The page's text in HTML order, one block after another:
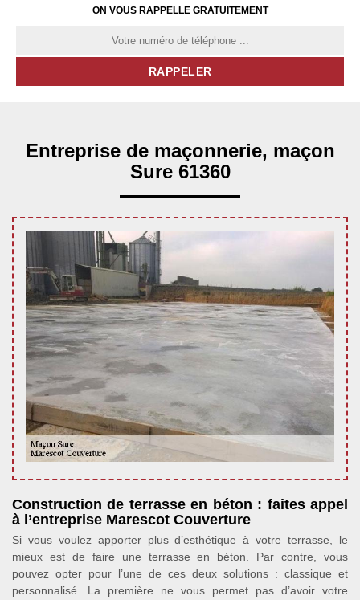
ON VOUS RAPPELLE GRATUITEMENT
Entreprise de maçonnerie, maçon
Sure 61360
Construction de terrasse en béton : faites appel
à l’entreprise Marescot Couverture
Si vous voulez apporter plus d’esthétique à votre terrasse, le
mieux est de faire une terrasse en béton. Par contre, vous
pouvez opter pour l’une de ces deux solutions : classique et
personnalisé. La première ne vous permet pas d’avoir votre